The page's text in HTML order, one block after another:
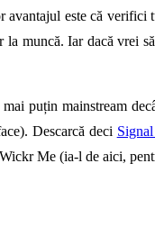
este că
muncă. Iar dacă vrei
puțin mainstream
Descarcă deci
Me (ia-l de aici,